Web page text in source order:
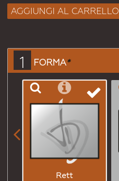
AGGIUNGI AL CARRELLO
1 FORMA*
Rett
